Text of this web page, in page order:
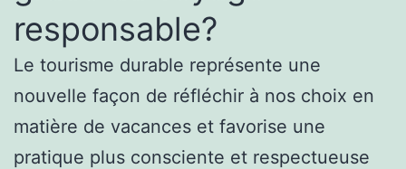
responsable?
Le tourisme durable représente une
nouvelle façon de réfléchir à nos choix en
matière de vacances et favorise une
pratique plus consciente et respectueuse